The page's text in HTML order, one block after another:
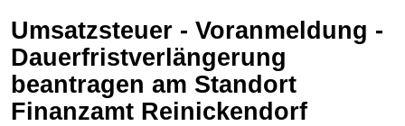
Umsatzsteuer - Voranmeldung -
Dauerfristverlängerung
beantragen am Standort
Finanzamt Reinickendorf